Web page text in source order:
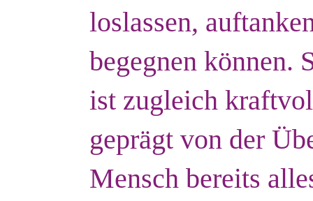
loslassen,
begegnen können.
ist zugleich
geprägt von der
Mensch bereits